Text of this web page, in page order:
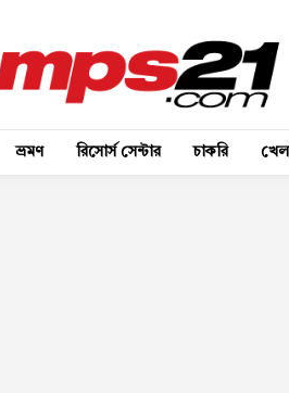
ভ্রমণ রিসোর্স সেন্টার চাকরি